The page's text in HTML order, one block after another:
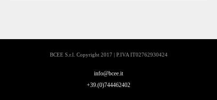
BCEE S.r.l. Copyright 2017 | P.IVA IT02762930424
info@bcee.it
+39.(0)744462402